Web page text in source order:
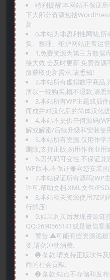
特别提醒:本网站不保证
下大部分资源包括
新
0.本站为非盈利性网站,
集、整理、维护网站正常运
1.免费资源为第三方数据
接失效,会及时更新,免费资
服获取更新需求,请悉知!
2.本站所有虚拟数字商品
所以一经购买,概不退款,请悉
3.本站所有WP主题或插
而成并对汉化后的简体汉化
4.本站不提供任何源码
解或解密/后续升级和安装使
5.本站所有资源,仅用作
删除,支持正版,勿用作商业用
6.因代码可变性,不保证
WP版本.不保证兼容您安装
7.本站保证所有源码(WP
许可.帮助文档.XML文件/
8.本站相关资源使用7Z的
行解压!
9.如果购买后发现资源链
QQ:2690565141或是微信客
警告:⚠️可能有些资源远
要,请勿冲动消费.
➊️ 条款:请支持正版软件
商的社会贡献.
➋️ 条款:站点不存储和发